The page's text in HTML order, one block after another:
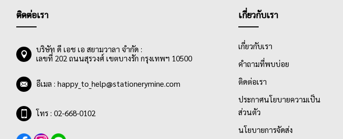
ติดต่อเรา
บริษัท ดี เอช เอ สยามวาลา จำกัด :
เลขที่ 202 ถนนสุรวงศ์ เขตบางรัก กรุงเทพฯ 10500
อีเมล : happy_to_help@stationerymine.com
โทร : 02-668-0102
เกี่ยวกับเรา
เกี่ยวกับเรา
คำถามที่พบบ่อย
ติดต่อเรา
ประกาศนโยบายความเป็น
ส่วนตัว
นโยบายการจัดส่ง